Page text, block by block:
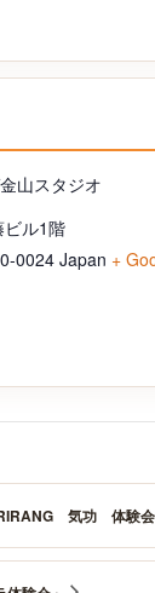
山スタジオ
ル1階
0024 Japan +
気功 体験会